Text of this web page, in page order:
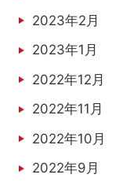
2023年2月
2023年1月
2022年12月
2022年11月
2022年10月
2022年9月